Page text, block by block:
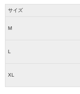
サイズ
M
L
XL